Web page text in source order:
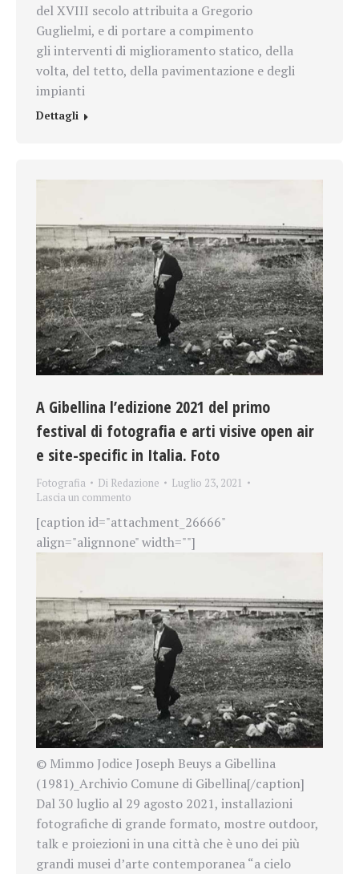
del XVIII secolo attribuita a Gregorio
Guglielmi, e di portare a compimento
gli interventi di miglioramento statico, della
volta, del tetto, della pavimentazione e degli
impianti
Dettagli
A Gibellina l’edizione 2021 del primo
festival di fotografia e arti visive open air
e site-specific in Italia. Foto
Fotografia Di Redazione
Luglio 23, 2021
Lascia un commento
[caption id="attachment_26666"
align="alignnone" width=""]
© Mimmo Jodice Joseph Beuys a Gibellina
(1981)_Archivio Comune di Gibellina[/caption]
Dal 30 luglio al 29 agosto 2021, installazioni
fotografiche di grande formato, mostre outdoor,
talk e proiezioni in una città che è uno dei più
grandi musei d’arte contemporanea “a cielo